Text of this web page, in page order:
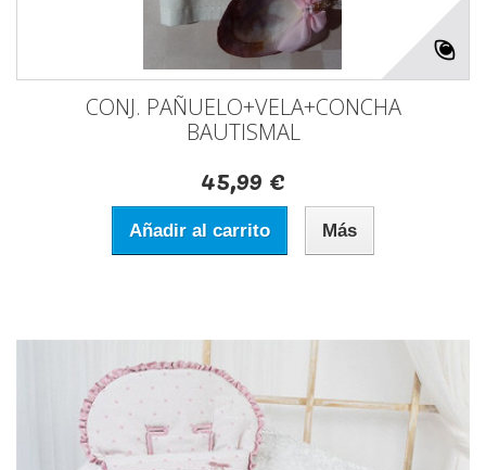
CONJ. PAÑUELO+VELA+CONCHA
BAUTISMAL
45,99 €
Añadir al carrito Más